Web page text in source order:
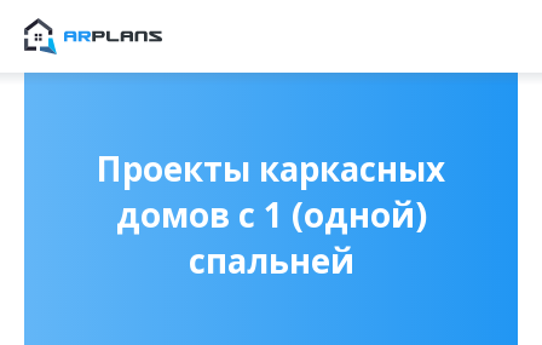
Проекты каркасных
домов с 1 (одной)
спальней